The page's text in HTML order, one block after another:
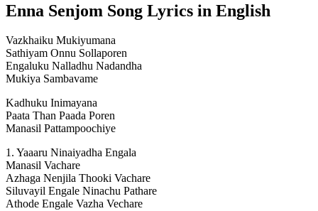
Enna Senjom Song Lyrics in English
Vazkhaiku Mukiyumana
Sathiyam Onnu Sollaporen
Engaluku Nalladhu Nadandha
Mukiya Sambavame
Kadhuku Inimayana
Paata Than Paada Poren
Manasil Pattampoochiye
1. Yaaaru Ninaiyadha Engala
Manasil Vachare
Azhaga Nenjila Thooki Vachare
Siluvayil Engale Ninachu Pathare
Athode Engale Vazha Vechare